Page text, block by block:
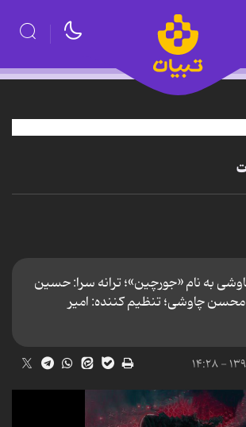
به نام «جورچین»؛ ترانه سرا: حسین
چاوشی؛ تنظیم کننده: امیر